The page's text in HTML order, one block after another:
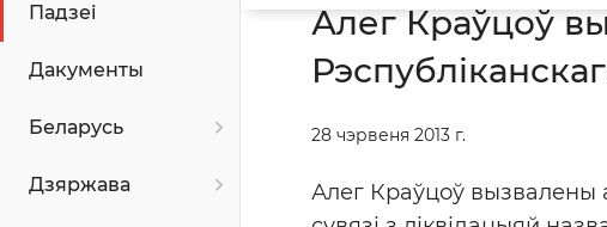
Падзеі
Дакументы
Беларусь
Дзяржава
Алег Краўцоў
28 чэрвеня 2013 г.
Алег Краўцоў вызвалены